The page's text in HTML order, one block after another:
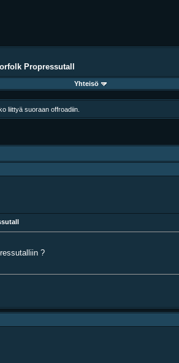
Propressutall
Yhteisö
liittyä suoraan offroadiin.
?